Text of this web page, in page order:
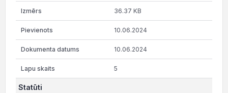
36.37 KB
10.06.2024
10.06.2024
5
Statūti